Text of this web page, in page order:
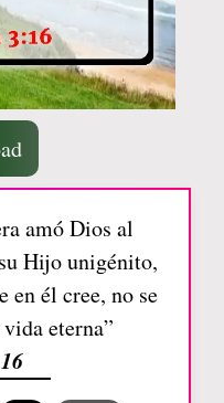
amó Dios al
Hijo unigénito,
en él cree, no se
eterna”